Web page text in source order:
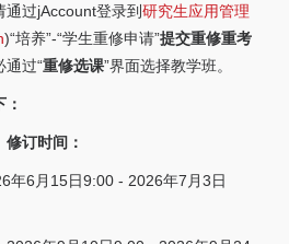
通过jAccount登录到研究生应用管理
)“培养”-“学生重修申请”提交重修重考
通过“重修选课”界面选择教学班。
修订时间：
年6月15日9:00 - 2026年7月3日